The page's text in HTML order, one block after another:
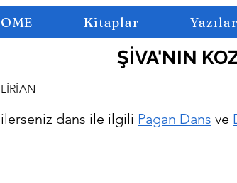
Kitaplar Yazılar
ŞİVA'NIN
LİRİAN
dans ile ilgili Pagan Dans ve